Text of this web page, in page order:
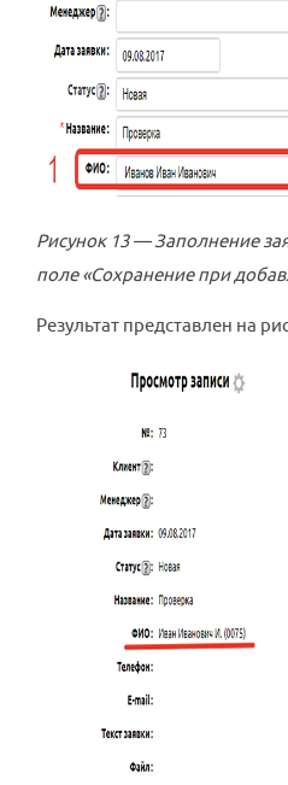
Рисунок 13 — Заполнение
поле «Сохранение при
Результат представлен на